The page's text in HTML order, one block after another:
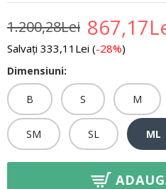
1.200,28Lei
Salvați 333,11Lei (-28%)
Dimensiuni:
B S M
SM SL ML